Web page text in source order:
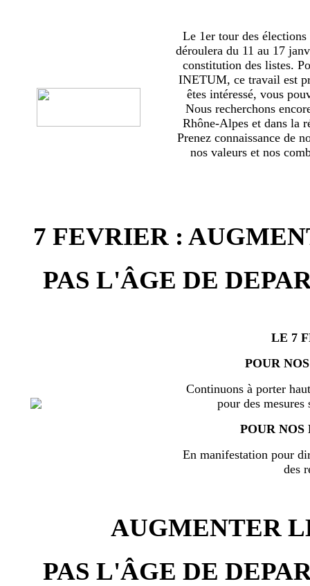
Le 1er tour des
déroulera du 11 au 17
constitution des listes.
INETUM, ce travail est
êtes intéressé, vous
Nous recherchons
Rhône-Alpes et dans la
Prenez connaissance de
nos valeurs et nos
7 FEVRIER :
PAS L'ÂGE DE
LE 7
POUR
Continuons à porter
pour des
POUR
En manifestation pour
des
AUGMENTER
PAS L'ÂGE DE